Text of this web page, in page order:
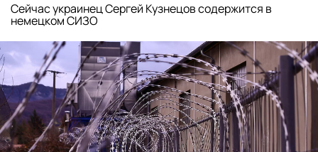
Сейчас украинец Сергей Кузнецов содержится в
немецком СИЗО